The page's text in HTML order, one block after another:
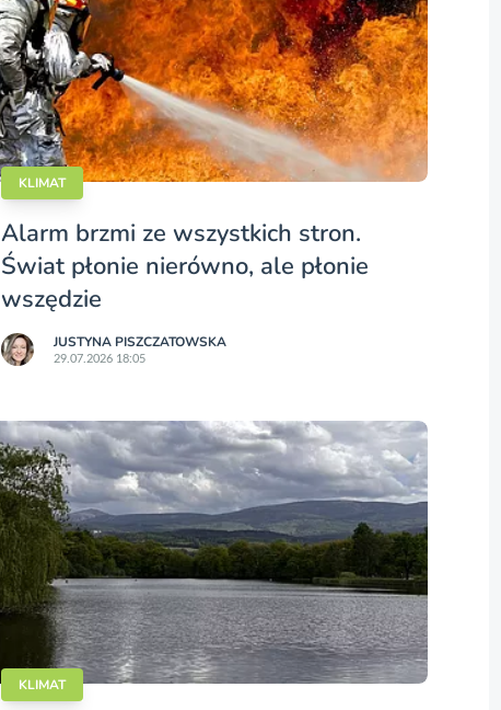
KLIMAT
Alarm brzmi ze wszystkich stron.
Świat płonie nierówno, ale płonie
wszędzie
JUSTYNA PISZCZATOWSKA
29.07.2026 18:05
KLIMAT